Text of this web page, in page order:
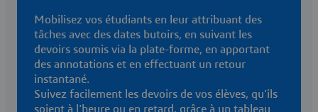
Mobilisez vos étudiants en leur attribuant des
tâches avec des dates butoirs, en suivant les
devoirs soumis via la plate-forme, en apportant
des annotations et en effectuant un retour
instantané.
Suivez facilement les devoirs de vos élèves, qu'ils
soient à l'heure ou en retard, grâce à un tableau